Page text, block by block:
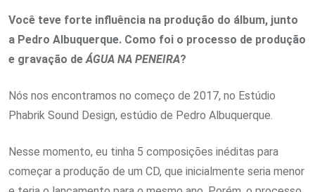
Você teve forte influência na produção do álbum, junto
a Pedro Albuquerque. Como foi o processo de produção
e gravação deÁGUA NA PENEIRA?
Nós nos encontramos no começo de 2017, no Estúdio
Phabrik Sound Design, estúdio de Pedro Albuquerque.
Nesse momento, eu tinha 5 composições inéditas para
começar a produção de um CD, que inicialmente seria menor